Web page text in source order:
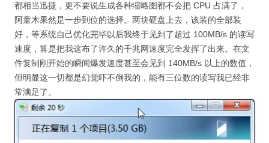
都相当迅捷，更不要说生成各种缩略图都不会把 CPU 占满了，
阿童木果然是一步到位的选择。两块硬盘上去，该装的全部装
好，等系统自己优化完毕以后我终于见到了超过 100MB/s 的读写
速度，算是把我这布了许久的千兆网速度完全发挥了出来。在文
件复制刚开始的瞬间爆发速度甚至会见到 140MB/s 以上的数值，
但明显这一切都是幻觉吓不倒我的，能有三位数的读写我已经非
常满足了。